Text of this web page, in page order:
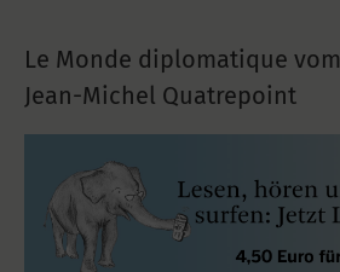
Le Monde diplomatique vom
Jean-Michel Quatrepoint